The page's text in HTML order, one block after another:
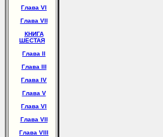
Глава VI
Глава VII
КНИГА
ШЕСТАЯ
Глава II
Глава III
Глава IV
Глава V
Глава VI
Глава VII
Глава VIII